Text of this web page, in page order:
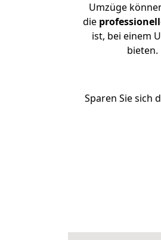
Umzüge
die
ist, bei einem
bieten.
Sparen Sie sich